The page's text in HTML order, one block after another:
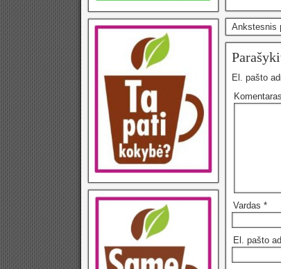
Ankstesnis
El. pašto
Komentaras
Vardas *
El. pašto